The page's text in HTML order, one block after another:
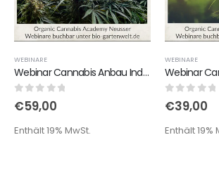
WEBINARE
Webinar Cannabis Anbau Indoor - Growtechnik Komplettkurs
0out of 5
€59,00
Enthält 19% MwSt.
WEBINARE
0out of
€39,00
Enthält 19%